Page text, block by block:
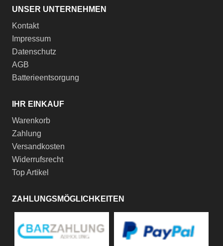
UNSER UNTERNEHMEN
Kontakt
Impressum
Datenschutz
AGB
Batterieentsorgung
IHR EINKAUF
Warenkorb
Zahlung
Versandkosten
Widerrufsrecht
Top Artikel
ZAHLUNGSMÖGLICHKEITEN